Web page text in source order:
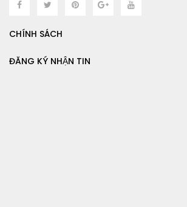
CHÍNH SÁCH
ĐĂNG KÝ NHẬN TIN